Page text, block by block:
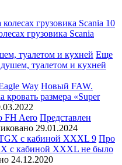
грузовика Scania
Еще
туалетом и кухней
Новый FAW.
кровать размера «Super
Представлен
29.01.2024
Про
с кабиной XXXL не было
24.12.2020